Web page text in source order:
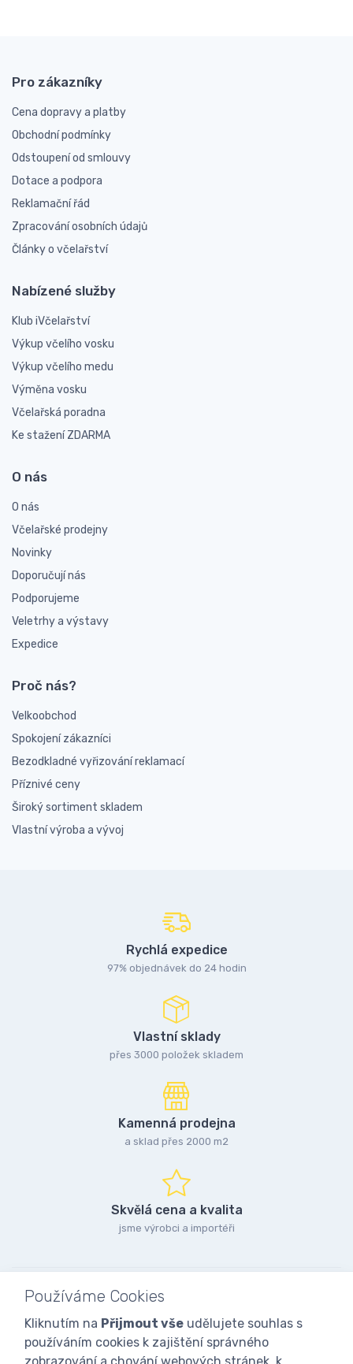
Pro zákazníky
Cena dopravy a platby
Obchodní podmínky
Odstoupení od smlouvy
Dotace a podpora
Reklamační řád
Zpracování osobních údajů
Články o včelařství
Nabízené služby
Klub iVčelařství
Výkup včelího vosku
Výkup včelího medu
Výměna vosku
Včelařská poradna
Ke stažení ZDARMA
O nás
O nás
Včelařské prodejny
Novinky
Doporučují nás
Podporujeme
Veletrhy a výstavy
Expedice
Proč nás?
Velkoobchod
Spokojení zákazníci
Bezodkladné vyřizování reklamací
Příznivé ceny
Široký sortiment skladem
Vlastní výroba a vývoj
Rychlá expedice
97% objednávek do 24 hodin
Vlastní sklady
přes 3000 položek skladem
Kamenná prodejna
a sklad přes 2000 m2
Skvělá cena a kvalita
jsme výrobci a importéři
Používáme Cookies
Kliknutím na Přijmout vše udělujete souhlas s
používáním cookies k zajištění správného